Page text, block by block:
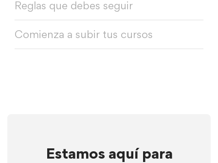
Reglas que debes seguir
Comienza a subir tus cursos
Estamos aquí para